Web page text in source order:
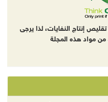
إنتاج النفايات، لذا يرجى
من مواد هذه المجلة